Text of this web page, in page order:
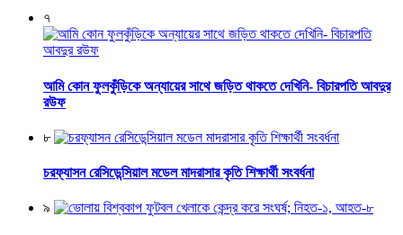
৭
আমি কোন ফুলকুঁড়িকে অন্যায়ের সাথে জড়িত থাকতে দেখিনি- বিচারপতি আবদুর
রউফ
৮
চরফ্যাসন রেসিডেন্সিয়াল মডেল মাদরাসার কৃতি শিক্ষার্থী সংবর্ধনা
৯